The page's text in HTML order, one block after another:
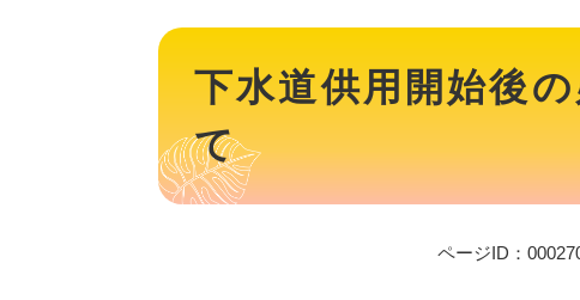
本
下水道供用開始後
て
ページID：